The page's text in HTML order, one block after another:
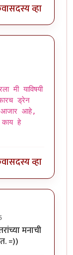
सदस्य व्हा
byतमराज
मी याविषयी
ड्रेन
आजार आहे,
हे
सदस्य व्हा
? काय बोलता ?
मनाची
=))